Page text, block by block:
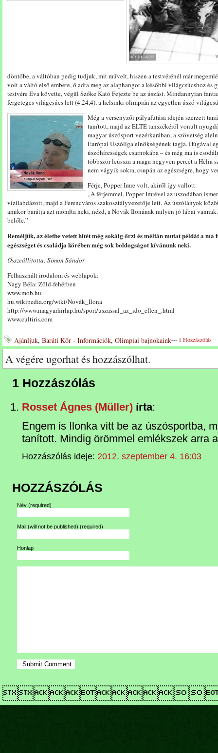
döntőbe, a váltóban pedig tudjuk, mit művelt, hiszen a testvérénél már
volt a váltó első embere, ő adta meg az alaphangot a későbbi világcsúcshoz és
testvére Éva követte, végül Szőke Kató Fejezte be az úszást. Mindannyian
fergeteges világcsúcs lett (4.24,4), a helsinki olimpián az egyetlen úszó
Még a versenyzői pályafutása idején szerzett
tanított, majd az ELTE tanszékéről vonult
magyar úszósport vezérkarában, a szövetség
Európai Úszóliga elnökségének tagja. Húgával
úszóhírességek csarnokába – és még ma is
többször leússza a maga negyven percét a Hélia
nem vágyik sokra, csupán az egészségre, hogy
Férje, Popper Imre volt, akiről így vallott:
„A férjemmel, Popper Imrével az uszodában
vízilabdázott, majd a Ferencváros szakosztályvezetője lett. Az úszólányok
amikor barátja azt mondta neki, nézd, a Novák Ilonának milyen jó lábai
belőle.”
Reméljük, az életbe vetett hitét még sokáig őrzi és méltán mutat példát a
egészséget és családja körében még sok boldogságot kívánunk neki.
Összeállította: Simon Sándor
Felhasznált irodalom és weblapok:
Nagy Béla: Zöld-fehérben
www.mob.hu
hu.wikipedia.org/wiki/Novák_Ilona
http://www.magyarhirlap.hu/sport/uszassal_az_ido_ellen_.html
www.cultiris.com
Ajánljuk, Baráti Kör - Információk, Olimpiai bajnokaink--- 1 Hozzászólás
A végére ugorhat és hozzászólhat.
1 Hozzászólás
Rosset Ágnes (Müller) írta:
Engem is Ilonka vitt be az úszósportba,
tanított. Mindig örömmel emlékszek arra
Hozzászólás ideje: 2012. szeptember 4. 16:03
HOZZÁSZÓLÁS
Név (required)
Mail (will not be published) (required)
Honlap